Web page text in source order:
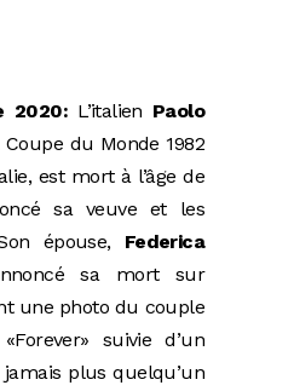
2020: L’italien Paolo
du Monde 1982
est mort à l’âge de
sa veuve et les
épouse, Federica
sa mort sur
une photo du couple
suivie d’un
jamais plus quelqu’un